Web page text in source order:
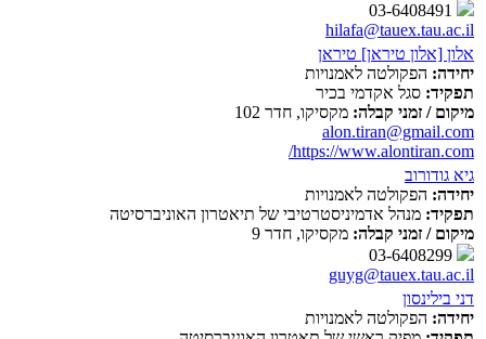
hilafa@tauex.tau.ac.il
אלון [אלון טיראן] טיראן
יחידה: הפקולטה לאמנויות
תפקיד: סגל אקדמי בכיר
מיקום / זמני קבלה: מקסיקו, חדר 102
alon.tiran@gmail.com
https://www.alontiran.com/
גיא גודורוב
יחידה: הפקולטה לאמנויות
תפקיד: מנהל אדמיניסטרטיבי של תיאטרון האוניברסיטה
מיקום / זמני קבלה: מקסיקו, חדר 9
guyg@tauex.tau.ac.il
דני בילינסון
יחידה: הפקולטה לאמנויות